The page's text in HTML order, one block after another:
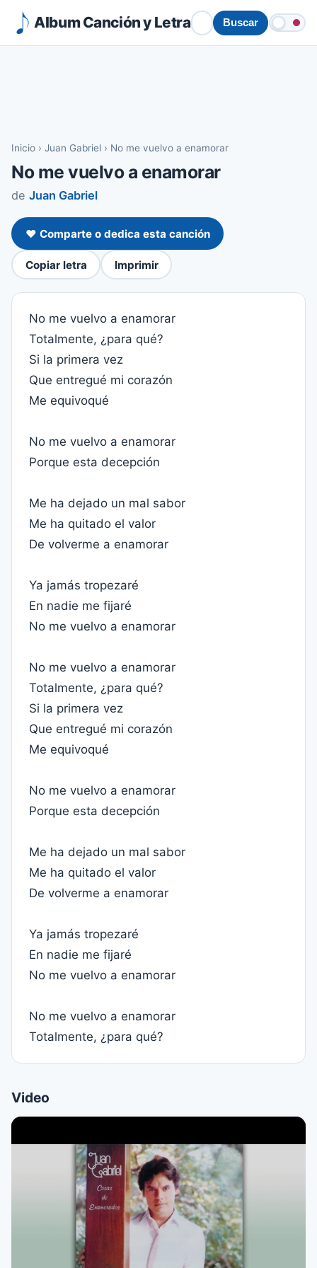
Album Canción y Letra Buscar
Inicio › Juan Gabriel › No me vuelvo a enamorar
No me vuelvo a enamorar
de Juan Gabriel
❤️ Comparte o dedica esta canción
Copiar letra Imprimir
No me vuelvo a enamorar
Totalmente, ¿para qué?
Si la primera vez
Que entregué mi corazón
Me equivoqué
No me vuelvo a enamorar
Porque esta decepción
Me ha dejado un mal sabor
Me ha quitado el valor
De volverme a enamorar
Ya jamás tropezaré
En nadie me fijaré
No me vuelvo a enamorar
No me vuelvo a enamorar
Totalmente, ¿para qué?
Si la primera vez
Que entregué mi corazón
Me equivoqué
No me vuelvo a enamorar
Porque esta decepción
Me ha dejado un mal sabor
Me ha quitado el valor
De volverme a enamorar
Ya jamás tropezaré
En nadie me fijaré
No me vuelvo a enamorar
No me vuelvo a enamorar
Totalmente, ¿para qué?
Video